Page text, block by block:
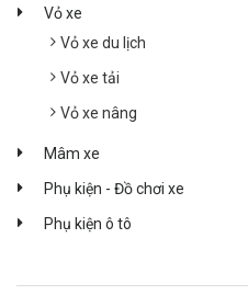
Vỏ xe
Vỏ xe du lịch
Vỏ xe tải
Vỏ xe nâng
Mâm xe
Phụ kiện - Đồ chơi xe
Phụ kiện ô tô